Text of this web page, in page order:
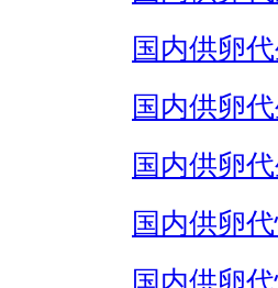
国内供卵
国内供卵
国内供卵
国内供卵
国内供卵